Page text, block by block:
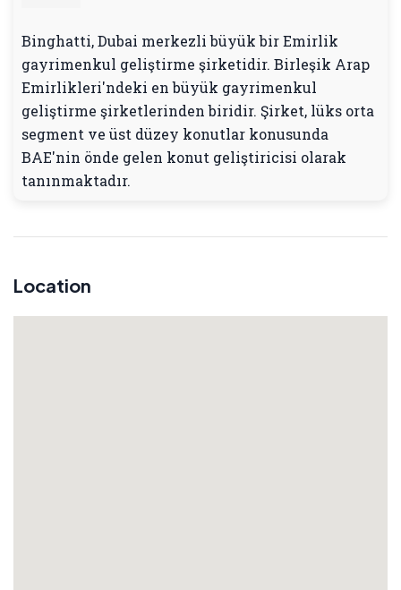
Binghatti, Dubai merkezli büyük bir Emirlik
gayrimenkul geliştirme şirketidir. Birleşik Arap
Emirlikleri'ndeki en büyük gayrimenkul
geliştirme şirketlerinden biridir. Şirket, lüks orta
segment ve üst düzey konutlar konusunda
BAE'nin önde gelen konut geliştiricisi olarak
tanınmaktadır.
Location